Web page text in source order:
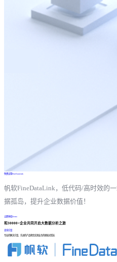
免费试用FineDataLink
帆软FineDataLink，低代码/高时效的
据孤岛，提升企业数据价值！
立即体验Demo
和30000+企业共同开启大数据分析之旅
咨询方案
专业的解决方案、先进的产品帮您实现业务的爆发式增长